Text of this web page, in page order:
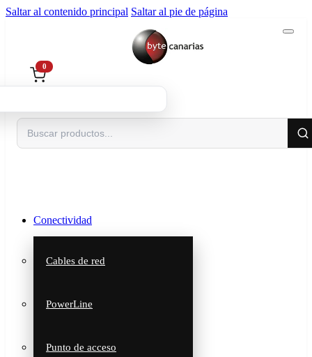
Saltar al contenido principal Saltar al pie de página
Buscar
0
Conectividad
Cables de red
PowerLine
Punto de acceso